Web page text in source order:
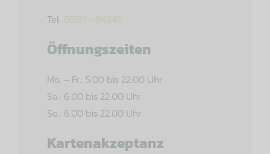
Tel: 05181 – 84240
Öffnungszeiten
Mo. – Fr.: 5.00 bis 22.00 Uhr
Sa.: 6.00 bis 22.00 Uhr
So.: 6.00 bis 22.00 Uhr
Kartenakzeptanz